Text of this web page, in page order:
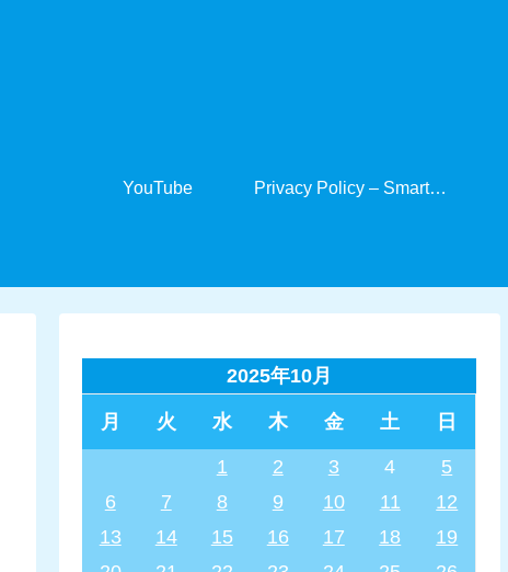
YouTube Privacy Policy – SmartCabinet
2025年10月
月 火 水 木 金 土 日
1 2 3 4
5
6
7 8 9 10 11
12
13
14 15 16 17 18
19